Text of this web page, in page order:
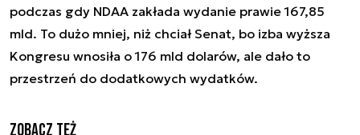
podczas gdy NDAA zakłada wydanie prawie 167,85
mld. To dużo mniej, niż chciał Senat, bo izba wyższa
Kongresu wnosiła o 176 mld dolarów, ale dało to
przestrzeń do dodatkowych wydatków.
Zobacz też